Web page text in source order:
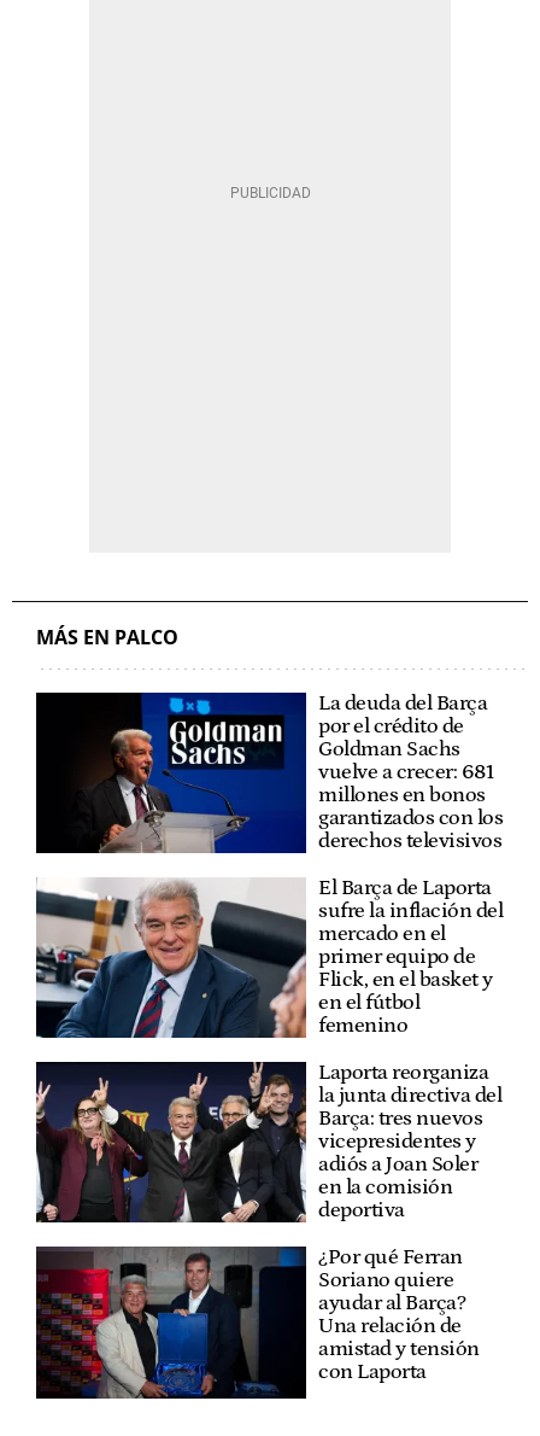
MÁS EN PALCO
La deuda del Barça
por el crédito de
Goldman Sachs
vuelve a crecer: 681
millones en bonos
garantizados con los
derechos televisivos
El Barça de Laporta
sufre la inflación del
mercado en el
primer equipo de
Flick, en el basket y
en el fútbol
femenino
Laporta reorganiza
la junta directiva del
Barça: tres nuevos
vicepresidentes y
adiós a Joan Soler
en la comisión
deportiva
¿Por qué Ferran
Soriano quiere
ayudar al Barça?
Una relación de
amistad y tensión
con Laporta